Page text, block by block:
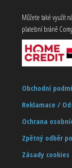
Můžete také využít
platební bráně
Obchodní
Reklamace /
Ochrana
Zpětný odběr
Zásady cookies